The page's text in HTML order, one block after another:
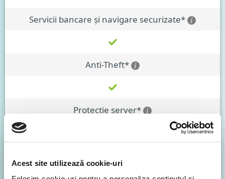
Acest site utilizează cookie-uri
Servicii bancare și navigare securizate*
Anti-Theft*
Protecție server*